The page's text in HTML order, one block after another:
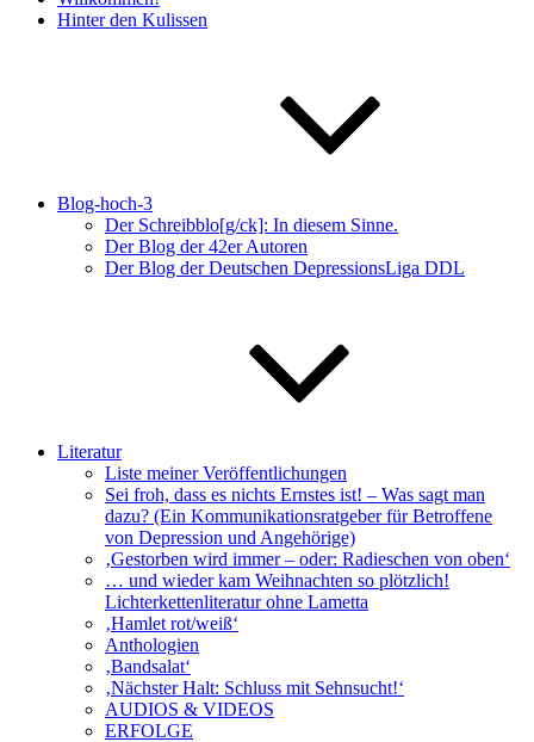
Hinter den Kulissen
Blog-hoch-3
Der Schreibblo[g/ck]: In diesem Sinne.
Der Blog der 42er Autoren
Der Blog der Deutschen DepressionsLiga DDL
Literatur
Liste meiner Veröffentlichungen
Sei froh, dass es nichts Ernstes ist! – Was sagt man
dazu? (Ein Kommunikationsratgeber für Betroffene
von Depression und Angehörige)
‚Gestorben wird immer – oder: Radieschen von oben‘
… und wieder kam Weihnachten so plötzlich!
Lichterkettenliteratur ohne Lametta
‚Hamlet rot/weiß‘
Anthologien
‚Bandsalat‘
‚Nächster Halt: Schluss mit Sehnsucht!‘
AUDIOS & VIDEOS
ERFOLGE